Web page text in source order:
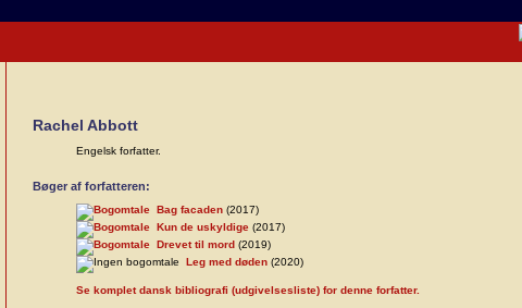
Rachel Abbott
Engelsk forfatter.
Bøger af forfatteren:
Bag facaden (2017)
Kun de uskyldige (2017)
Drevet til mord (2019)
Leg med døden (2020)
Se komplet dansk bibliografi (udgivelsesliste) for denne forfatter.